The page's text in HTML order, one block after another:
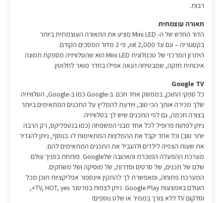
רבות.
תאורה עוצמתית
הדור החדש של ה- Mini LED מציע את התאורה העוצמתית ביותר
בקטגוריה – עם עד 2,000 nit, פי 2 מדור המסכים הקודם.
היתרון המרכזי של טכנולוגית Mini LED הוא שהטלוויזיה מספקת תמונה
איכותית חזקה, שמבטיחה הנאה אפילו בחדר מואר לחלוטין.
Google TV
כל ספקי התוכן, בממשק אחד חכם. ב-Google כמו ב-Google, הטלוויזיה
שלך מכירה אותך הכי טוב, ויודעת להמליץ על התכנים המתאימים ביותר
בצורה חכמה, גם לפי התכנים שיש לך בטלוויזיה.
ניתן לפתוח פרופיל לכל אחד מבני המשפחה (כמו בנטפליקס, רק הרבה
יותר טוב) וכל אחד יקבל את ההמלצות המתאימות לו. בנוסף, ניתן להגדיר
את שעות הצפיה לילדים ולהגביל את התכנים המתאימים להם.
מערכת ההפעלה המוכרת והאהובה שלGoogle פותחת בפניך עולם
שלם של תכנים, של סרטים וסדרות, של מוסיקה ושל משחקים.
המערכת פתוחה, ומאפשרת לך להתקין אינספור אפליקציות תוכן מכל
העולם באמצעות Google Play. ניתן לצפות בפרטנר TV, HOT, yes+,
וסלקום TV ללא צורך בממיר או שלט נוספים!